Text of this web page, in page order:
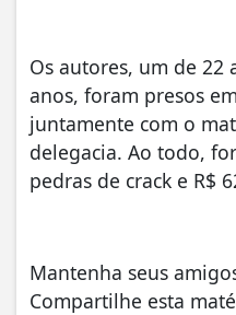
Os autores, um de 22
anos, foram presos
juntamente com o
delegacia. Ao todo,
pedras de crack e R$
Mantenha seus
Compartilhe esta